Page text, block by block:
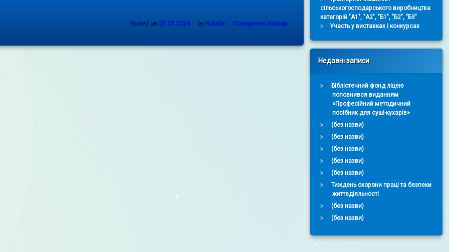
Posted on 23.05.2024 by Natalia Categories:
Позаурочні заходи
сільськогосподарського виробництва
категорій "А1", "А2", "Б1", "Б2", "Б3"
Участь у виставках і конкурсах
Недавні записи
Бібліотечний фонд ліцею
поповнився виданням
«Професійний методичний
посібник для суші-кухарів»
(без назви)
(без назви)
(без назви)
(без назви)
(без назви)
Тиждень охорони праці та безпеки
життєдіяльності
(без назви)
(без назви)